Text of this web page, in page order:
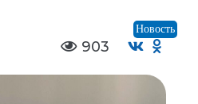
Новость
903